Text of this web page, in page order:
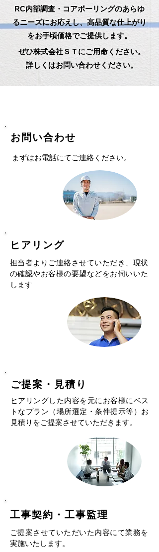
RC内部調査・コアボーリングのあらゆ
るニーズにお応えし、高品質な仕上がり
をお手頃価格でご提供します。
ぜひ株式会社ＳＴにご用命ください。
詳しくはお問い合わせください。
お問い合わせ
​まずはお電話にてご連絡ください。
​ヒアリング
担当者よりご連絡させていただき、現状
の確認やお客様の要望などをお伺いいた
します
​ご提案・見積り
ヒアリングした内容を元にお客様にベス
トなプラン（場所選定・条件提示等）お
見積りをご提案させていただきます。
​工事契約・工事監理
ご提案させていただいた内容にて業務を
実施いたします。